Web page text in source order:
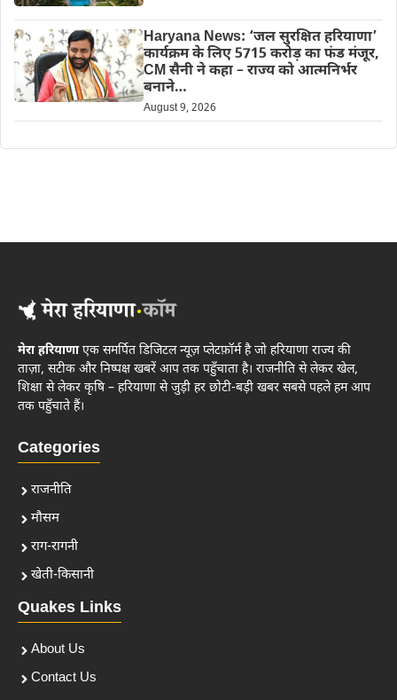
Haryana News: ‘जल सुरक्षित हरियाणा’
कार्यक्रम के लिए 5715 करोड़ का फंड मंजूर,
CM सैनी ने कहा – राज्य को आत्मनिर्भर
बनाने…
August 9, 2026
मेरा हरियाणाएक समर्पित डिजिटल न्यूज़ प्लेटफ़ॉर्म है जो हरियाणा राज्य की
ताज़ा, सटीक और निष्पक्ष खबरें आप तक पहुँचाता है। राजनीति से लेकर खेल,
शिक्षा से लेकर कृषि – हरियाणा से जुड़ी हर छोटी-बड़ी खबर सबसे पहले हम आप
तक पहुँचाते हैं।
Categories
राजनीति
मौसम
राग-रागनी
खेती-किसानी
Quakes Links
About Us
Contact Us